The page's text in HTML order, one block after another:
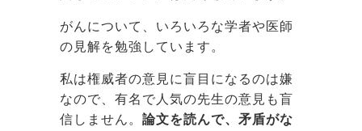
がんについて、いろいろな学者や医師
の見解を勉強しています。
私は権威者の意見に盲目になるのは嫌
なので、有名で人気の先生の意見も盲
信しません。 論文を読んで、矛盾がな